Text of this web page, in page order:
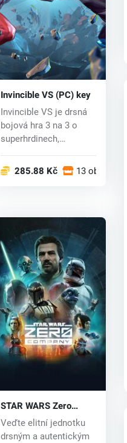
Invincible VS (PC) key
Invincible VS je drsná
bojová hra 3 na 3 o
superhrdinech,
285.88 Kč 13 obchodech
STAR WARS Zero
Company™ (PC) key
Veďte elitní jednotku
drsným a autentickým